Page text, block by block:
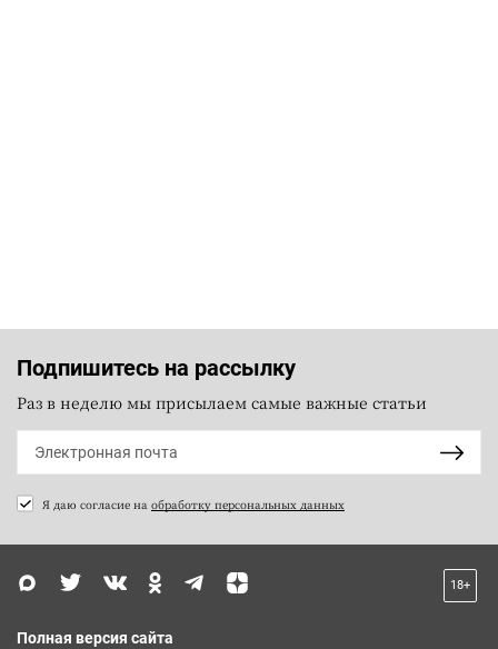
Подпишитесь на рассылку
Раз в неделю мы присылаем самые важные статьи
Я даю согласие на обработку персональных данных
18+
Полная версия сайта